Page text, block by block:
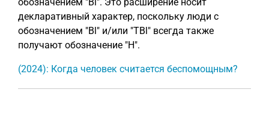
декларативный характер, поскольку люди с
обозначением "Bl" и/или "TBl" всегда также
получают обозначение "H".
(2024): Когда человек считается беспомощным?